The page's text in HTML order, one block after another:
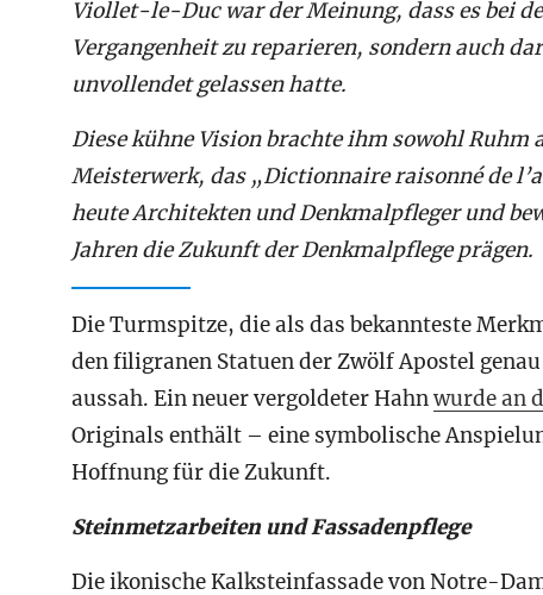
Viollet-le-Duc war der Meinung, dass es bei
Vergangenheit zu reparieren, sondern auch
unvollendet gelassen hatte.
Diese kühne Vision brachte ihm sowohl Ruhm
Meisterwerk, das „Dictionnaire raisonné de
heute Architekten und Denkmalpfleger und
Jahren die Zukunft der Denkmalpflege prägen.
Die Turmspitze, die als das bekannteste
den filigranen Statuen der Zwölf Apostel
aussah. Ein neuer vergoldeter Hahnwurde an
Originals enthält – eine symbolische
Hoffnung für die Zukunft.
Steinmetzarbeiten und Fassadenpflege
Die ikonische Kalksteinfassade von Notre-